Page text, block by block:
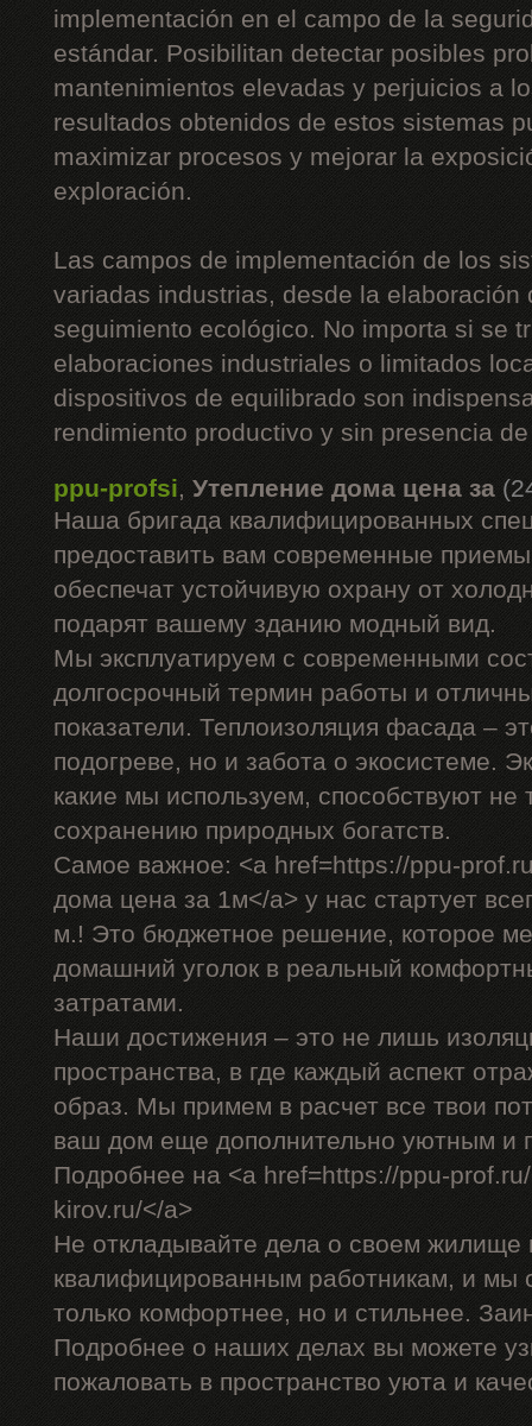
implementación en el campo de la
estándar. Posibilitan detectar posibles
mantenimientos elevadas y perjuicios a
resultados obtenidos de estos sistemas
maximizar procesos y mejorar la
exploración.
Las campos de implementación de los
variadas industrias, desde la elaboración
seguimiento ecológico. No importa si se
elaboraciones industriales o limitados
dispositivos de equilibrado son
rendimiento productivo y sin presencia
ppu-profsi, Утепление дома цена за
Наша бригада квалифицированных
предоставить вам современные
обеспечат устойчивую охрану от
подарят вашему зданию модный вид.
Мы эксплуатируем с современными
долгосрочный термин работы и
показатели. Теплоизоляция фасада –
подогреве, но и забота о экосистеме.
какие мы используем, способствуют не
сохранению природных богатств.
Самое важное: <a href=https://ppu-
дома цена за 1м</a> у нас стартует
м.! Это бюджетное решение, которое
домашний уголок в реальный
затратами.
Наши достижения – это не лишь
пространства, в где каждый аспект
образ. Мы примем в расчет все твои
ваш дом еще дополнительно уютным и
Подробнее на <a href=https://ppu-
kirov.ru/</a>
Не откладывайте дела о своем
квалифицированным работникам, и
только комфортнее, но и стильнее.
Подробнее о наших делах вы можете
пожаловать в пространство уюта и